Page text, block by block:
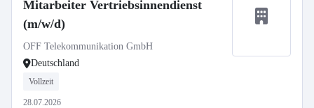
Mitarbeiter Vertriebsinnendienst
(m/w/d)
OFF Telekommunikation GmbH
Deutschland
Vollzeit
28.07.2026